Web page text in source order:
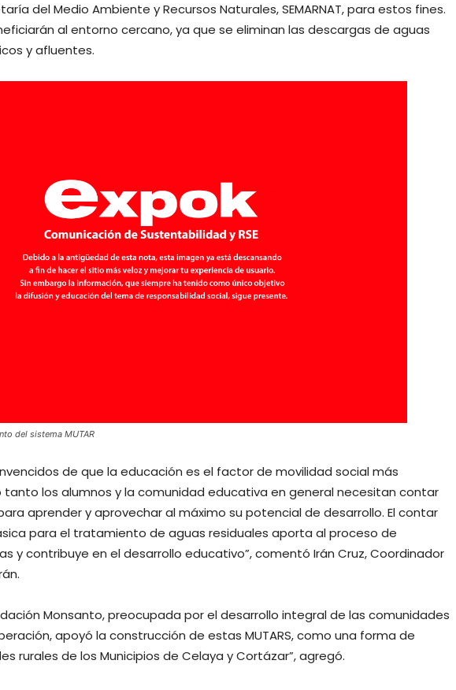
del Medio Ambiente y Recursos Naturales, SEMARNAT, para estos fines.
al entorno cercano, ya que se eliminan las descargas de aguas
y afluentes.
del sistema MUTAR
de que la educación es el factor de movilidad social más
los alumnos y la comunidad educativa en general necesitan contar
aprender y aprovechar al máximo su potencial de desarrollo. El contar
para el tratamiento de aguas residuales aporta al proceso de
y contribuye en el desarrollo educativo”, comentó Irán Cruz, Coordinador
Monsanto, preocupada por el desarrollo integral de las comunidades
apoyó la construcción de estas MUTARS, como una forma de
rurales de los Municipios de Celaya y Cortázar”, agregó.